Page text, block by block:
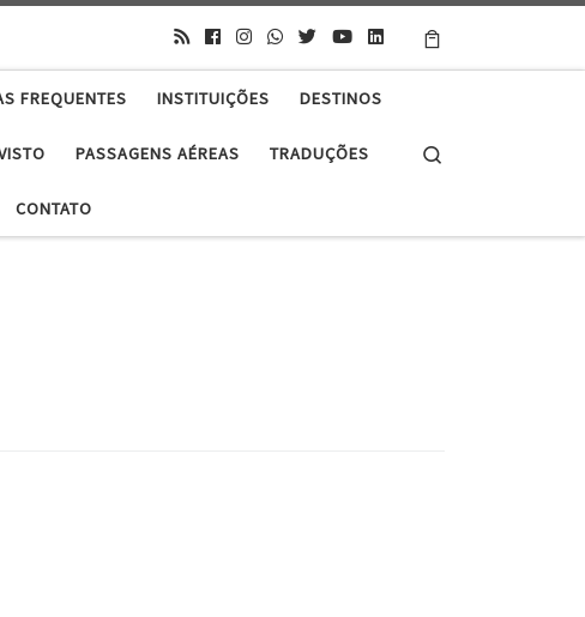
FREQUENTES INSTITUIÇÕES DESTINOS
PASSAGENS AÉREAS TRADUÇÕES
CONTATO